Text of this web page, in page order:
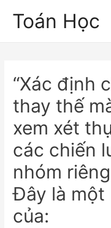
Toán Học
“Xác định
thay thế
xem xét
các chiến
nhóm
Đây là một
của: